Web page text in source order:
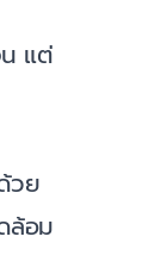
แต่
วย
ล้อม